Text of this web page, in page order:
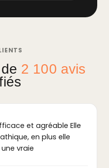
2 100 avis
et agréable Elle
en plus elle
vraie